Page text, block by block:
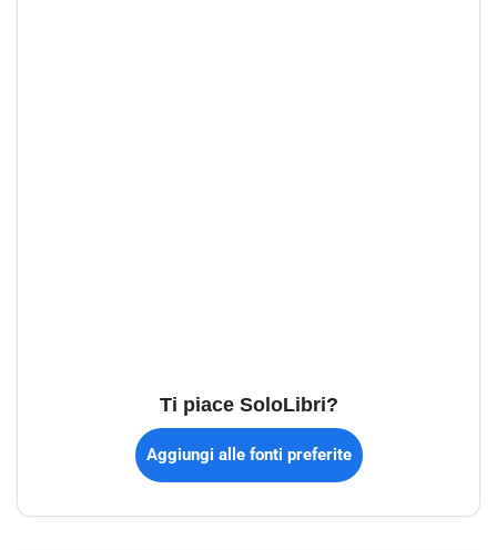
Ti piace SoloLibri?
Aggiungi alle fonti preferite